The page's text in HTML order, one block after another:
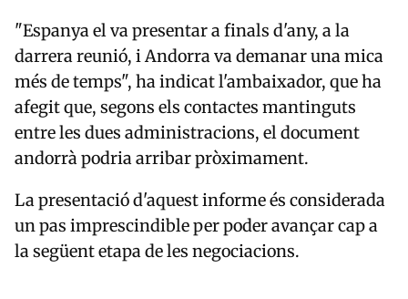
"Espanya el va presentar a finals d'any, a la
darrera reunió, i Andorra va demanar una mica
més de temps", ha indicat l'ambaixador, que ha
afegit que, segons els contactes mantinguts
entre les dues administracions, el document
andorrà podria arribar pròximament.
La presentació d'aquest informe és considerada
un pas imprescindible per poder avançar cap a
la següent etapa de les negociacions.